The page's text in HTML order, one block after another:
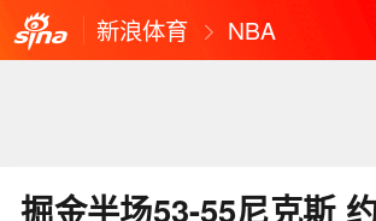
新浪体育 NBA
掘金半场53-55尼克斯